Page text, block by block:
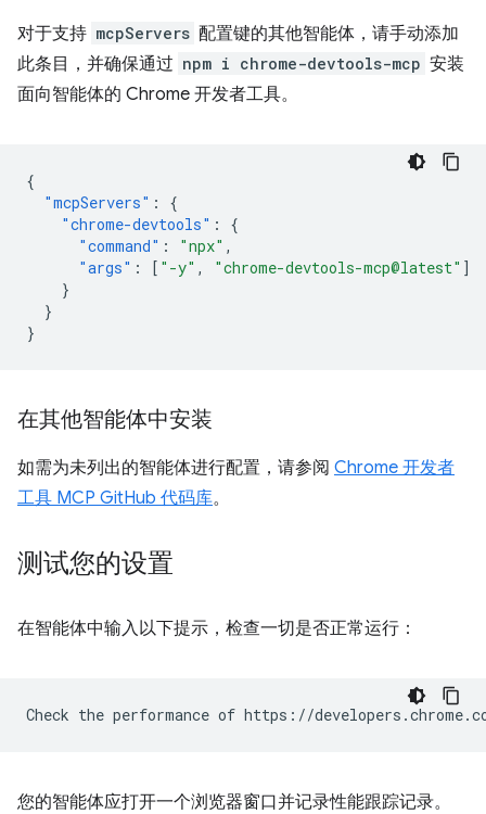
对于支持 mcpServers 配置键的其他智能体，请手动添加
此条目，并确保通过 npm i chrome-devtools-mcp 安装
面向智能体的 Chrome 开发者工具。
{
"mcpServers" :
{
"chrome-devtools" :
{
"command" : "npx" ,
"args" : [ "-y" , "chrome-devtools-mcp@latest" ]
}
}
}
在其他智能体中安装
如需为未列出的智能体进行配置，请参阅 Chrome 开发者
工具 MCP GitHub 代码库。
测试您的设置
在智能体中输入以下提示，检查一切是否正常运行：
您的智能体应打开一个浏览器窗口并记录性能跟踪记录。